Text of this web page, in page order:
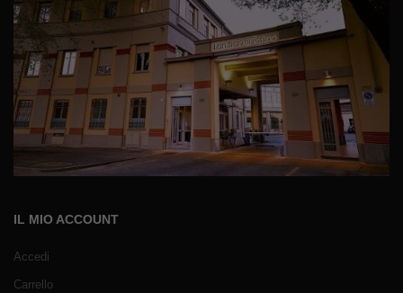
IL MIO ACCOUNT
Accedi
Carrello